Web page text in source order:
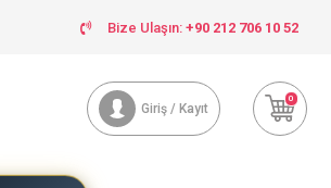
Bize Ulaşın: +90 212 706 10 52
Giriş / Kayıt
0